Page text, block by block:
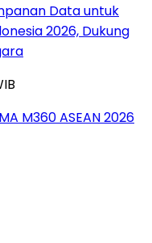
Data untuk
2026, Dukung
M360 ASEAN 2026